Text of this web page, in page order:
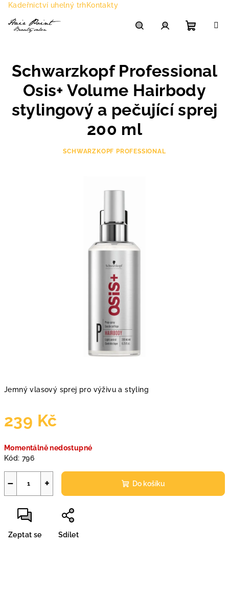
Přejít
obsah
Kadeřnictví uhelný trhKontakty
košík
Jemný vlasový sprej pro výživu a styling
239 Kč
cena:
Momentálně nedostupné
Kód: 796
+
− Do košíku
Zeptat se Sdílet
Schwarzkopf Professional
Osis+ Volume Hairbody
stylingový a pečující sprej
200 ml
SCHWARZKOPF PROFESSIONAL